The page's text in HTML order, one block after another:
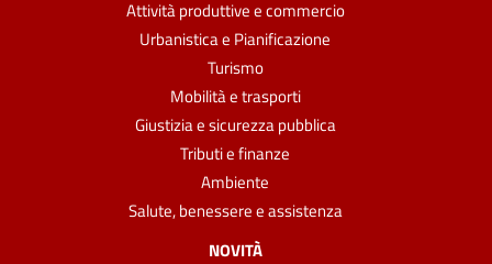
Attività produttive e commercio
Urbanistica e Pianificazione
Turismo
Mobilità e trasporti
Giustizia e sicurezza pubblica
Tributi e finanze
Ambiente
Salute, benessere e assistenza
NOVITÀ